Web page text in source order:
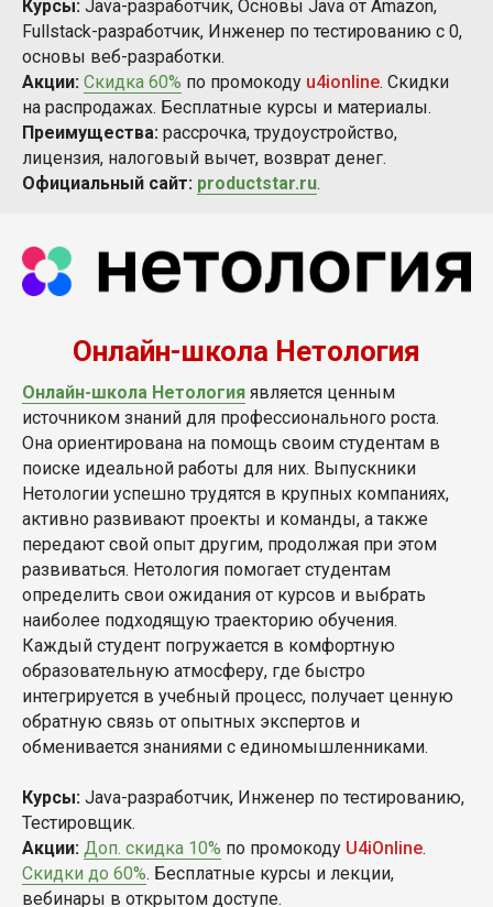
Курсы: Java-разработчик, Основы Java от Amazon,
Fullstack-разработчик, Инженер по тестированию с 0,
основы веб-разработки.
Акции: Скидка 60% по промокоду u4ionline. Скидки
на распродажах. Бесплатные курсы и материалы.
Преимущества: рассрочка, трудоустройство,
лицензия, налоговый вычет, возврат денег.
Официальный сайт: productstar.ru.
Онлайн-школа Нетология
Онлайн-школа Нетология является ценным
источником знаний для профессионального роста.
Она ориентирована на помощь своим студентам в
поиске идеальной работы для них. Выпускники
Нетологии успешно трудятся в крупных компаниях,
активно развивают проекты и команды, а также
передают свой опыт другим, продолжая при этом
развиваться. Нетология помогает студентам
определить свои ожидания от курсов и выбрать
наиболее подходящую траекторию обучения.
Каждый студент погружается в комфортную
образовательную атмосферу, где быстро
интегрируется в учебный процесс, получает ценную
обратную связь от опытных экспертов и
обменивается знаниями с единомышленниками.
Курсы: Java-разработчик, Инженер по тестированию,
Тестировщик.
Акции: Доп. скидка 10% по промокоду U4iOnline.
Скидки до 60%. Бесплатные курсы и лекции,
вебинары в открытом доступе.